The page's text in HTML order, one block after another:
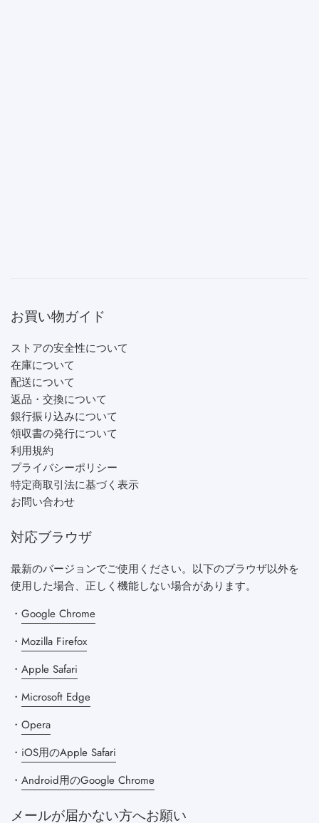
お買い物ガイド
ストアの安全性について
在庫について
配送について
返品・交換について
銀行振り込みについて
領収書の発行について
利用規約
プライバシーポリシー
特定商取引法に基づく表示
お問い合わせ
対応ブラウザ
最新のバージョンでご使用ください。以下のブラウザ以外を
使用した場合、正しく機能しない場合があります。
・ Google Chrome
・ Mozilla Firefox
・ Apple Safari
・ Microsoft Edge
・ Opera
・ iOS用のApple Safari
・ Android用のGoogle Chrome
メールが届かない方へお願い